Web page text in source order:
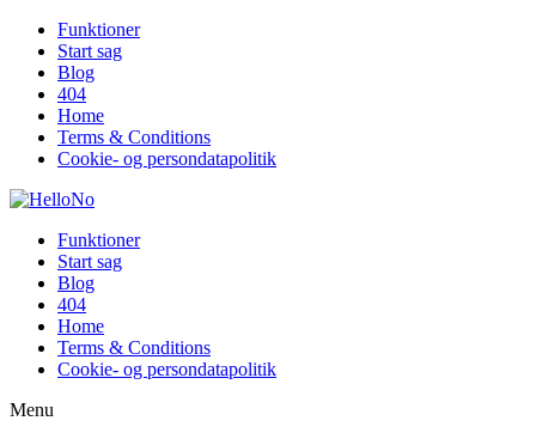
Funktioner
Start sag
Blog
404
Home
Terms & Conditions
Cookie- og persondatapolitik
Funktioner
Start sag
Blog
404
Home
Terms & Conditions
Cookie- og persondatapolitik
Menu